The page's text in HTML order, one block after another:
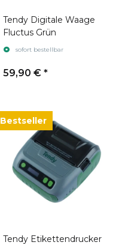
Tendy Digitale Waage
Fluctus Grün
sofort bestellbar
59,90 € *
Bestseller
Tendy Etikettendrucker